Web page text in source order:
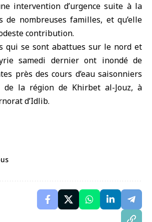
intervention d’urgence suite à la
de nombreuses familles, et qu’elle
contribution.
qui se sont abattues sur le nord et
samedi dernier ont inondé de
près des cours d’eau saisonniers
de la région de Khirbet al-Jouz, à
d’Idlib.